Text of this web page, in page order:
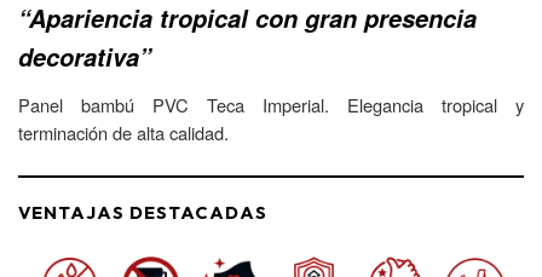
“Apariencia tropical con gran presencia
decorativa”
Panel bambú PVC Teca Imperial. Elegancia tropical y
terminación de alta calidad.
VENTAJAS DESTACADAS